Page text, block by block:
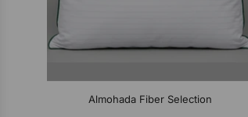
Almohada Fiber Selection